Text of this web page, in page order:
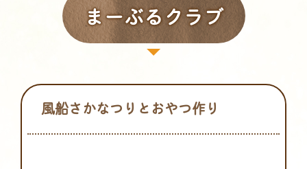
まーぶるクラブ
風船さかなつりとおやつ作り